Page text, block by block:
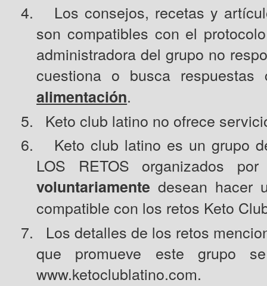
4.
Los consejos, recetas y
son compatibles con el
administradora del grupo no
cuestiona o busca
alimentación.
5.
Keto club latino no ofrece
6.
Keto club latino es un grupo
LOS RETOS organizados
voluntariamente desean hacer
compatible con los retos Keto
7.
Los detalles de los retos
que promueve este grupo
www.ketoclublatino.com.